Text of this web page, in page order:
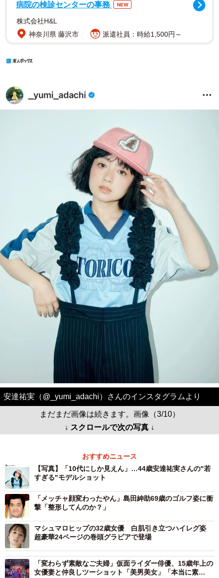
病院の検診センターの事務 NEW
株式会社H&L
神奈川県 藤沢市
派遣社員：時給1,500円～
安達祐実（@_yumi_adachi）さんのインスタグラムより
まだまだ画像は続きます。画像（3/10）
↓ スクロールで次の写真 ↓
おすすめニュース
【写真】「10代にしか見えん」…44歳安達祐実さんの"若
すぎる"モデルショット
「メッチャ顔変わったやん」島田紳助69歳のゴルフ姿に衝
撃「整形してんのか？」
マシュマロヒップの32歳女優 白肌引き立つハイレグ姿
超豪華24ページの巻頭グラビアで登場
「変わらず素敵なご夫婦」仮面ライダー俳優、15歳年上の
女優妻と仲良しツーショット「美男美女」「本当に素